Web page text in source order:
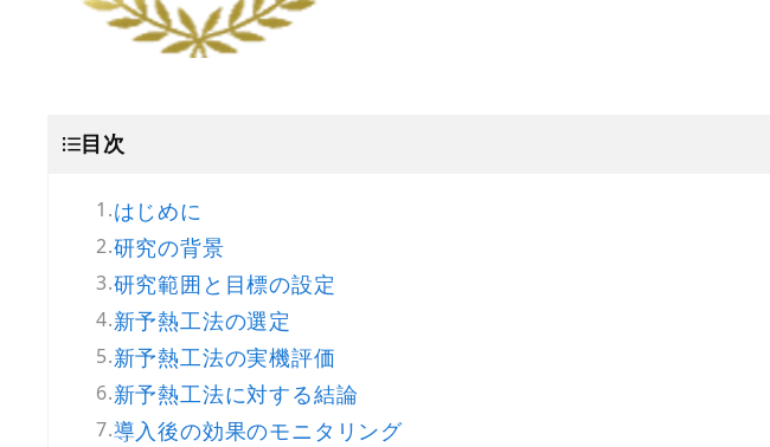
目次
はじめに
研究の背景
研究範囲と目標の設定
新予熱工法の選定
新予熱工法の実機評価
新予熱工法に対する結論
導入後の効果のモニタリング